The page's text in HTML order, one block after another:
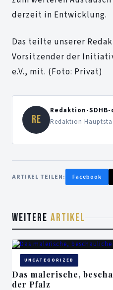
derzeit in Entwicklung.
Das teilte unserer
Vorsitzender der
e.V., mit. (Foto: Privat)
RE
Redaktion-
Redaktion
ARTIKEL TEILEN: Facebook
WEITERE ARTIKEL
UNCATEGORIZED
Das malerische,
der Pfalz